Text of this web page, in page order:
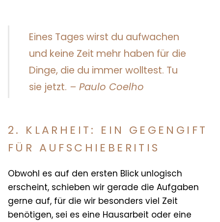
Eines Tages wirst du aufwachen
und keine Zeit mehr haben für die
Dinge, die du immer wolltest. Tu
sie jetzt. – Paulo Coelho
2. KLARHEIT: EIN GEGENGIFT
FÜR AUFSCHIEBERITIS
Obwohl es auf den ersten Blick unlogisch
erscheint, schieben wir gerade die Aufgaben
gerne auf, für die wir besonders viel Zeit
benötigen, sei es eine Hausarbeit oder eine